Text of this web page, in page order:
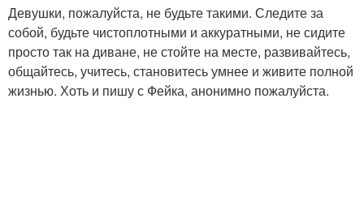
Девушки, пожалуйста, не будьте такими. Следите за
собой, будьте чистоплотными и аккуратными, не сидите
просто так на диване, не стойте на месте, развивайтесь,
общайтесь, учитесь, становитесь умнее и живите полной
жизнью. Хоть и пишу с Фейка, анонимно пожалуйста.